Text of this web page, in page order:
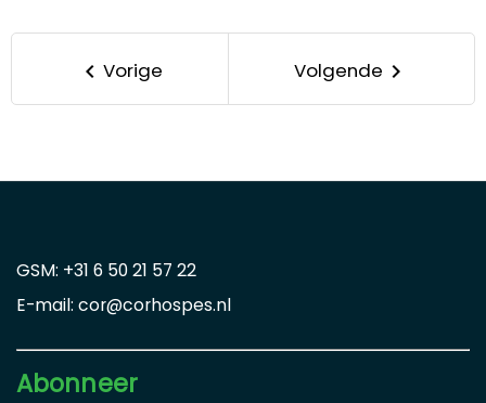
keyboard_arrow_leftVorige Volgende keyboard_arrow_right
GSM: +31 6 50 21 57 22
E-mail: cor@corhospes.nl
Abonneer